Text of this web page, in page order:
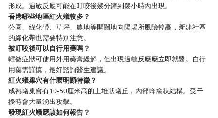
形成。過敏反應可能在叮咬後幾分鐘到幾小時內出現。
香港哪些地區紅火蟻較多？
公園、綠化帶、草坪、農地等開闊地向陽場所風險較高，新建社區
的綠化帶也需要特別注意。
被叮咬後可以自行用藥嗎？
輕微症狀可使用外用藥膏緩解，但出現過敏反應應立即就醫。自行
用藥需謹慎，最好諮詢醫生建議。
紅火蟻巢穴有什麼明顯特徵？
成熟蟻巢會有10-50厘米高的土堆狀蟻丘，內部蜂窩狀結構。受干
擾時會大量湧出攻擊。
發現紅火蟻應該如何報告？